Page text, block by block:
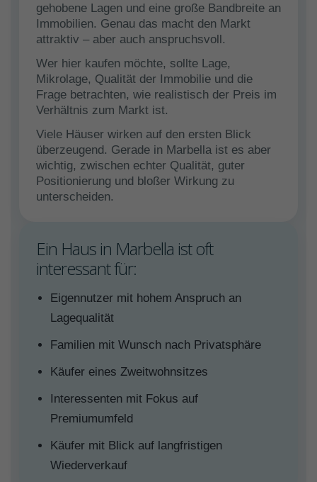
gehobene Lagen und eine große Bandbreite an
Immobilien. Genau das macht den Markt
attraktiv – aber auch anspruchsvoll.
Wer hier kaufen möchte, sollte Lage,
Mikrolage, Qualität der Immobilie und die
Frage betrachten, wie realistisch der Preis im
Verhältnis zum Markt ist.
Viele Häuser wirken auf den ersten Blick
überzeugend. Gerade in Marbella ist es aber
wichtig, zwischen echter Qualität, guter
Positionierung und bloßer Wirkung zu
unterscheiden.
Ein Haus in Marbella ist oft
interessant für:
Eigennutzer mit hohem Anspruch an
Lagequalität
Familien mit Wunsch nach Privatsphäre
Käufer eines Zweitwohnsitzes
Interessenten mit Fokus auf
Premiumumfeld
Käufer mit Blick auf langfristigen
Wiederverkauf